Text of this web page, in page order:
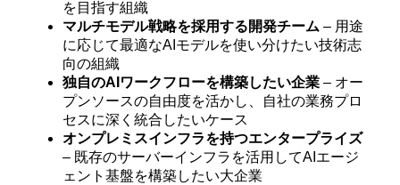
を目指す組織
マルチモデル戦略を採用する開発チーム – 用途
に応じて最適なAIモデルを使い分けたい技術志
向の組織
独自のAIワークフローを構築したい企業 – オー
プンソースの自由度を活かし、自社の業務プロ
セスに深く統合したいケース
オンプレミスインフラを持つエンタープライズ
– 既存のサーバーインフラを活用してAIエージ
ェント基盤を構築したい大企業